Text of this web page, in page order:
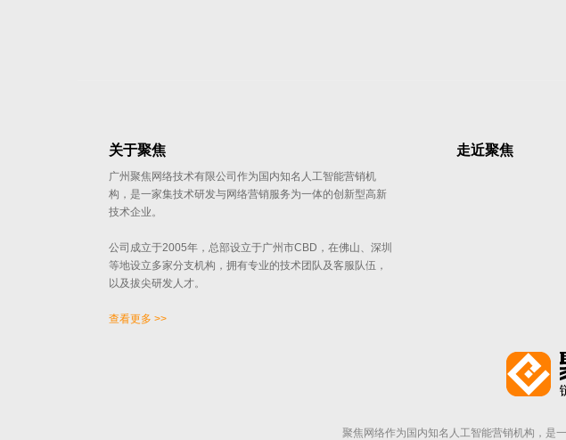
关于聚焦
广州聚焦网络技术有限公司作为国内知名人工智能营销机
构，是一家集技术研发与网络营销服务为一体的创新型高新
技术企业。
公司成立于2005年，总部设立于广州市CBD，在佛山、深圳
等地设立多家分支机构，拥有专业的技术团队及客服队伍，
以及拔尖研发人才。
查看更多 >>
走近聚焦
聚焦网络作为国内知名人工智能营销机构，是